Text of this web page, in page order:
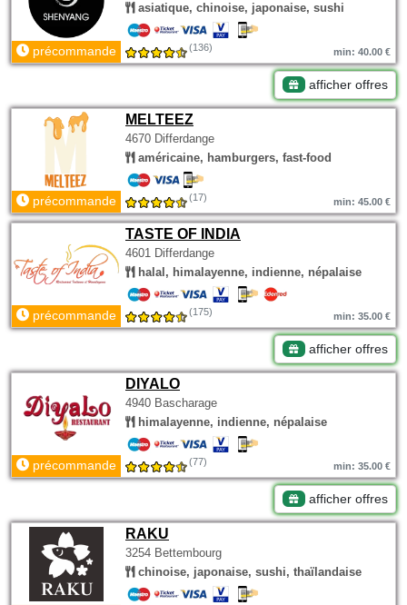
asiatique, chinoise, japonaise, sushi
précommande (136) min: 40.00 €
afficher offres
MELTEEZ
4670 Differdange
américaine, hamburgers, fast-food
précommande (17) min: 45.00 €
TASTE OF INDIA
4601 Differdange
halal, himalayenne, indienne, népalaise
précommande (175) min: 35.00 €
afficher offres
DIYALO
4940 Bascharage
himalayenne, indienne, népalaise
précommande (77) min: 35.00 €
afficher offres
RAKU
3254 Bettembourg
chinoise, japonaise, sushi, thaïlandaise